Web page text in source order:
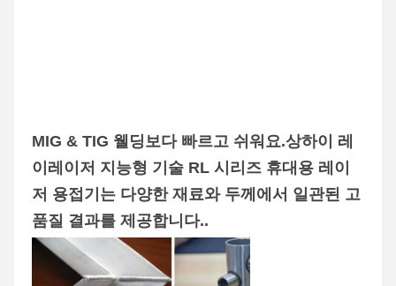
MIG & TIG 웰딩보다 빠르고 쉬워요.상하이 레
이레이저 지능형 기술 RL 시리즈 휴대용 레이
저 용접기는 다양한 재료와 두께에서 일관된 고
품질 결과를 제공합니다..